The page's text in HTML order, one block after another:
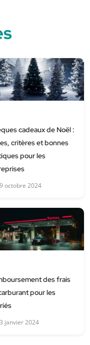
cadeaux de Noël :
critères et bonnes
pour les
octobre 2024
des frais
pour les
janvier 2024